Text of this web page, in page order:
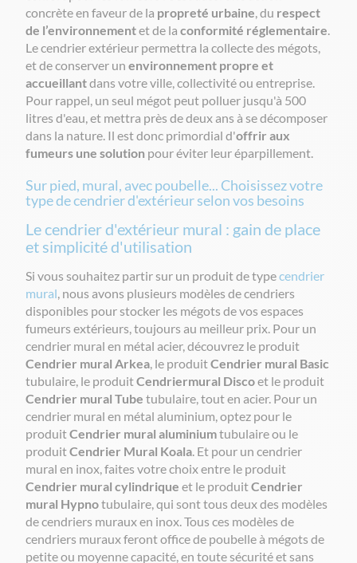
concrète en faveur de la propreté urbaine, du respect
de l’environnementet de laconformité réglementaire.
Le cendrier extérieur permettra la collecte des mégots,
et de conserver unenvironnement propre et
accueillantdans votre ville, collectivité ou entreprise.
Pour rappel, un seul mégot peut polluer jusqu'à 500
litres d'eau, et mettra près de deux ans à se décomposer
dans la nature. Il est donc primordial d'offrir aux
fumeurs une solution pour éviter leur éparpillement.
Sur pied, mural, avec poubelle... Choisissez votre
type de cendrier d'extérieur selon vos besoins
Le cendrier d'extérieur mural : gain de place
et simplicité d'utilisation
Si vous souhaitez partir sur un produit de typecendrier
mural, nous avons plusieurs modèles de cendriers
disponibles pour stocker les mégots de vos espaces
fumeurs extérieurs, toujours au meilleur prix. Pour un
cendrier mural en métal acier, découvrez le produit
Cendrier mural Arkea, le produitCendrier mural Basic
tubulaire, le produitCendriermural Discoet le produit
Cendrier mural Tubetubulaire, tout en acier. Pour un
cendrier mural en métal aluminium, optez pour le
produitCendrier mural aluminiumtubulaire ou le
produitCendrier Mural Koala. Et pour un cendrier
mural en inox, faites votre choix entre le produit
Cendrier mural cylindrique et le produitCendrier
mural Hypnotubulaire, qui sont tous deux des modèles
de cendriers muraux en inox. Tous ces modèles de
cendriers muraux feront office de poubelle à mégots de
petite ou moyenne capacité, en toute sécurité et sans